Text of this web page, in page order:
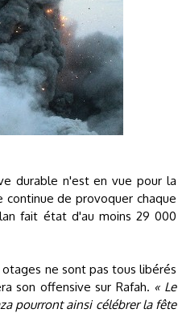
durable n'est en vue pour la
continue de provoquer chaque
fait état d'au moins 29 000
otages ne sont pas tous libérés
son offensive sur Rafah. « Le
pourront ainsi célébrer la fête